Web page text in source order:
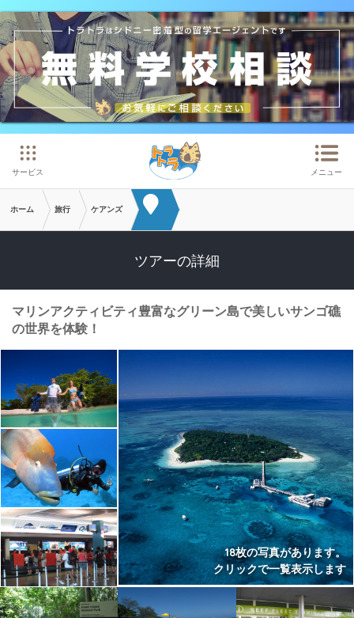
メインコンテンツへスキップ
サービス メニュー
ホーム 旅行 ケアンズ
ツアーの詳細
マリンアクティビティ豊富なグリーン島で美しいサンゴ礁
の世界を体験！
18枚の写真があります。
クリックで一覧表示します